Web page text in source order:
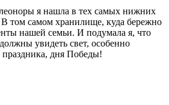
я нашла в тех самых нижних
том самом хранилище, куда бережно
нашей семьи. И подумала я, что
увидеть свет, особенно
праздника, дня Победы!